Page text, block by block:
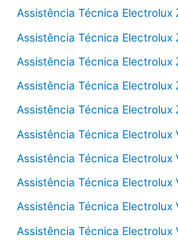
Assistência Técnica Electrolux
Assistência Técnica Electrolux
Assistência Técnica Electrolux
Assistência Técnica Electrolux
Assistência Técnica Electrolux
Assistência Técnica Electrolux
Assistência Técnica Electrolux
Assistência Técnica Electrolux
Assistência Técnica Electrolux
Assistência Técnica Electrolux